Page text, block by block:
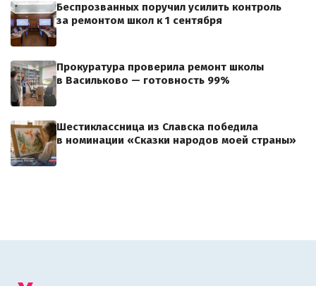
Беспрозванных поручил усилить контроль
за ремонтом школ к 1 сентября
Прокуратура проверила ремонт школы
в Васильково — готовность 99%
Шестиклассница из Славска победила
в номинации «Сказки народов моей страны»